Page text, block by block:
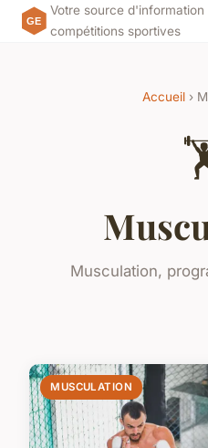
Votre source
compétitions sportives
Accueil›
Musculation,
MUSCULATION